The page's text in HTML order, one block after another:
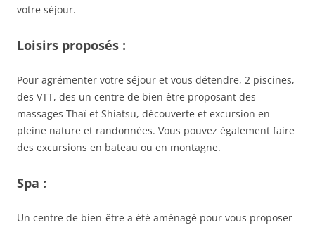
votre séjour.
Loisirs proposés :
Pour agrémenter votre séjour et vous détendre, 2 piscines,
des VTT, des un centre de bien être proposant des
massages Thaï et Shiatsu, découverte et excursion en
pleine nature et randonnées. Vous pouvez également faire
des excursions en bateau ou en montagne.
Spa :
Un centre de bien-être a été aménagé pour vous proposer